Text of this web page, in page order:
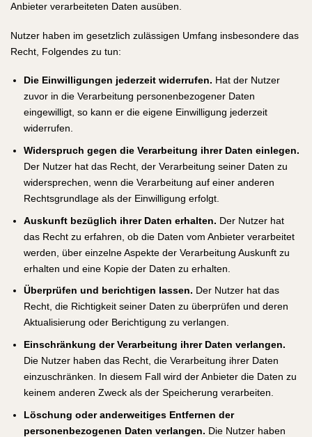
Anbieter verarbeiteten Daten ausüben.
Nutzer haben im gesetzlich zulässigen Umfang insbesondere das
Recht, Folgendes zu tun:
Die Einwilligungen jederzeit widerrufen. Hat der Nutzer
zuvor in die Verarbeitung personenbezogener Daten
eingewilligt, so kann er die eigene Einwilligung jederzeit
widerrufen.
Widerspruch gegen die Verarbeitung ihrer Daten einlegen.
Der Nutzer hat das Recht, der Verarbeitung seiner Daten zu
widersprechen, wenn die Verarbeitung auf einer anderen
Rechtsgrundlage als der Einwilligung erfolgt.
Auskunft bezüglich ihrer Daten erhalten. Der Nutzer hat
das Recht zu erfahren, ob die Daten vom Anbieter verarbeitet
werden, über einzelne Aspekte der Verarbeitung Auskunft zu
erhalten und eine Kopie der Daten zu erhalten.
Überprüfen und berichtigen lassen. Der Nutzer hat das
Recht, die Richtigkeit seiner Daten zu überprüfen und deren
Aktualisierung oder Berichtigung zu verlangen.
Einschränkung der Verarbeitung ihrer Daten verlangen.
Die Nutzer haben das Recht, die Verarbeitung ihrer Daten
einzuschränken. In diesem Fall wird der Anbieter die Daten zu
keinem anderen Zweck als der Speicherung verarbeiten.
Löschung oder anderweitiges Entfernen der
personenbezogenen Daten verlangen. Die Nutzer haben